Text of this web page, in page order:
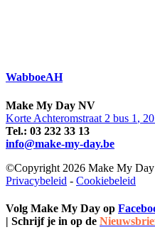
WabboeAH
Make My Day NV
Korte Achteromstraat 2 bus 1 ,
Tel.: 03 232 33 13
info@make-my-day.be
©Copyright 2026 Make My
Privacybeleid - Cookiebeleid
Volg Make My Day op
| Schrijf je in op de